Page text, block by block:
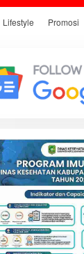
Lifestyle Promosi